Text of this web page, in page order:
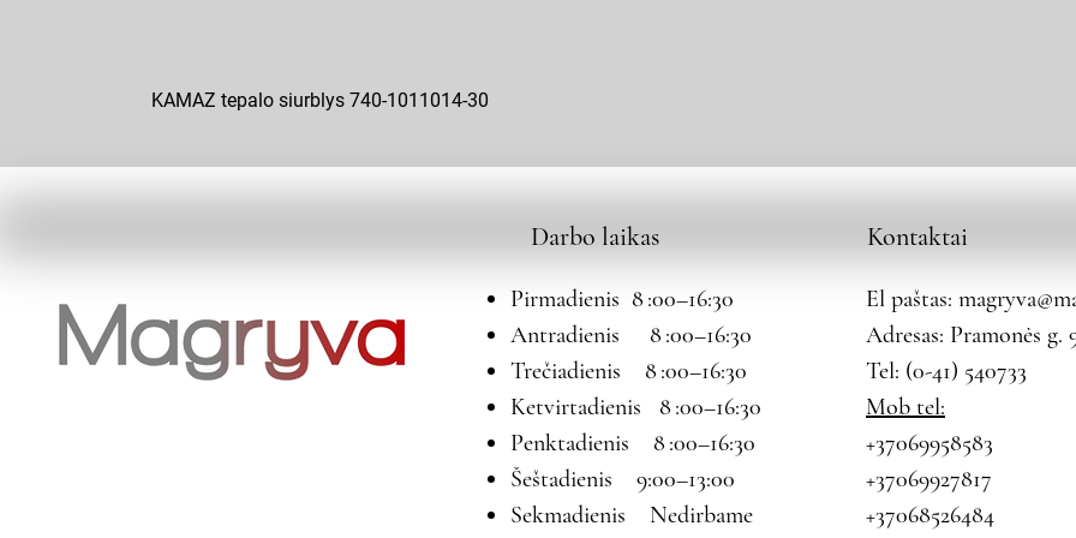
KAMAZ tepalo siurblys 740-1011014-30
Darbo laikas
Pirmadienis 8 :00–16:30
Antradienis 8 :00–16:30
Trečiadienis 8 :00–16:30
Ketvirtadienis 8 :00–16:30
Penktadienis 8 :00–16:30
Šeštadienis 9:00–13:00
Sekmadienis Nedirbame
Kontaktai
El paštas:
Adresas: Pramonės g.
Tel: (0-41) 540733
Mob tel:
+37069958583
+37069927817
+37068526484